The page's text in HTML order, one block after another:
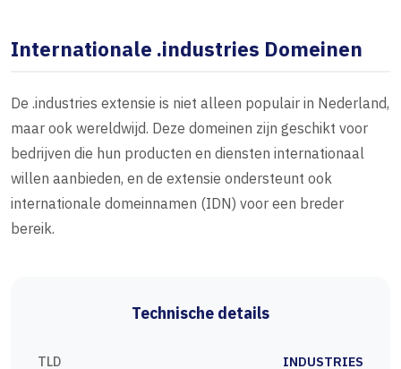
Internationale .industries Domeinen
De .industries extensie is niet alleen populair in Nederland,
maar ook wereldwijd. Deze domeinen zijn geschikt voor
bedrijven die hun producten en diensten internationaal
willen aanbieden, en de extensie ondersteunt ook
internationale domeinnamen (IDN) voor een breder
bereik.
Technische details
TLD INDUSTRIES